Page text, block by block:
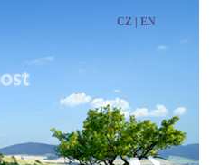
CZ| EN